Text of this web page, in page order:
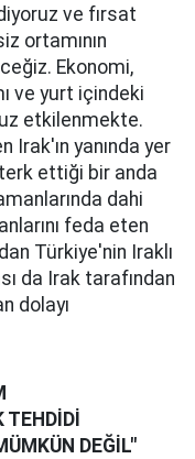
ve fırsat
ortamının
Ekonomi,
ve yurt içindeki
etkilenmekte.
Irak'ın yanında yer
ettiği bir anda
dahi
feda eten
Türkiye'nin Iraklı
da Irak tarafından
dolayı
DEĞİL"